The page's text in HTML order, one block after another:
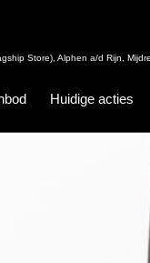
Store), Alphen a/d Rijn,
Huidige acties